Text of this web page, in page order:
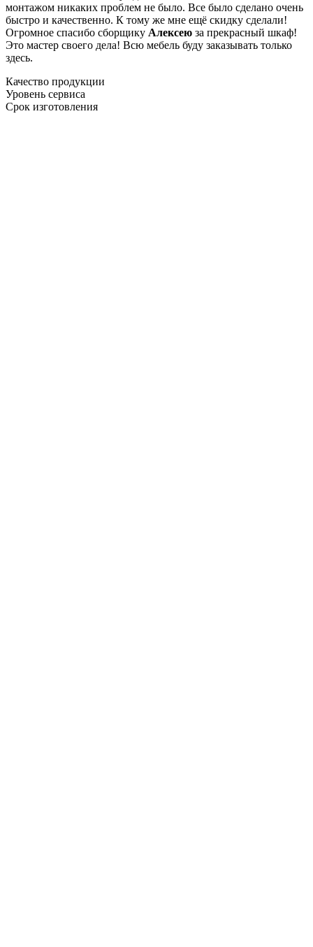
монтажом никаких проблем не было. Все было сделано очень
быстро и качественно. К тому же мне ещё скидку сделали!
Огромное спасибо сборщику Алексею за прекрасный шкаф!
Это мастер своего дела! Всю мебель буду заказывать только
здесь.
Качество продукции
Уровень сервиса
Срок изготовления